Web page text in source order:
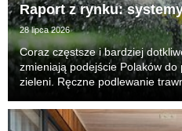
Raport z rynku:
28 lipca 2026
Coraz częstsze i bardziej
zmieniają podejście Polaków
zieleni. Ręczne podlewanie
najważniejsze, generuje